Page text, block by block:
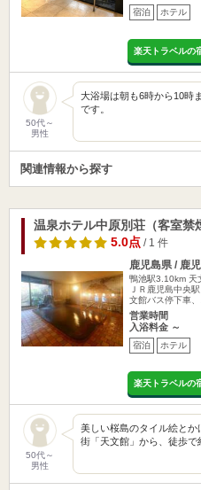
宿泊 ホテル
楽天トラベルの
50代～
男性
大浴場は朝も6時から10時
です。
関連情報から探す
温泉ホテル中原別荘（客室禁
5.0点/ 1 件
鹿児島県 / 鹿
鴨池駅3.10km 天
ＪＲ鹿児島中央
文館バス停下車、
営業時間
入浴料金 ～
宿泊 ホテル
楽天トラベルの
50代～
男性
美しい桜島のタイル絵と
街「天文館」から、徒歩で